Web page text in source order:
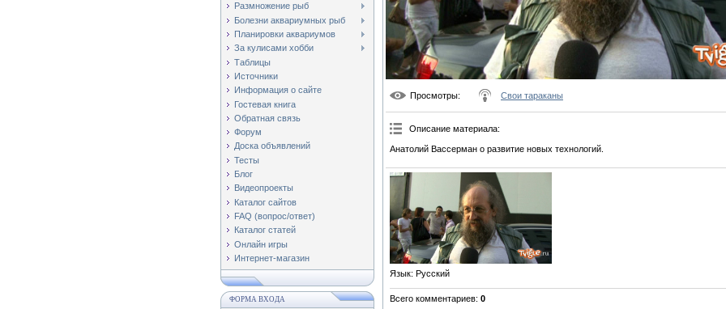
Размножение рыб
Болезни аквариумных рыб
Планировки аквариумов
За кулисами хобби
Таблицы
Источники
Информация о сайте
Гостевая книга
Обратная связь
Форум
Доска объявлений
Тесты
Блог
Видеопроекты
Каталог сайтов
FAQ (вопрос/ответ)
Каталог статей
Онлайн игры
Интернет-магазин
ФОРМА ВХОДА
Просмотры: Свои тараканы
Описание материала:
Анатолий Вассерман о развитие новых технологий.
Язык: Русский
Всего комментариев: 0